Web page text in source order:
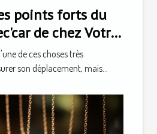
points forts du
de chez Votre
de ces choses très
son déplacement, mais...